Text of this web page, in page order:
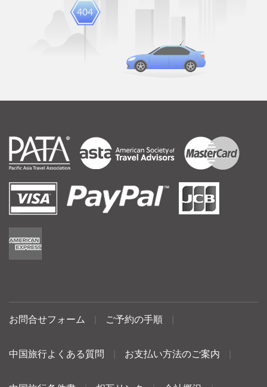
お問合せフォーム ご予約の手順
中国旅行よくある質問 お支払い方法のご案内